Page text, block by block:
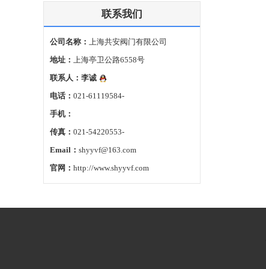
联系我们
公司名称： 上海共安阀门有限公司
地址： 上海亭卫公路6558号
联系人： 李诚
电话： 021-61119584-
手机：
传真： 021-54220553-
Email： shyyvf@163.com
官网： http://www.shyyvf.com